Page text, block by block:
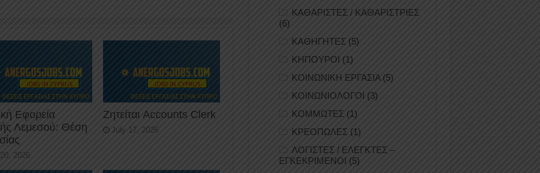
Εφορεία
Λεμεσού: Θέση
2026
Ζητείται Accounts Clerk
July 17, 2026
ΚΑΘΑΡΙΣΤΕΣ / ΚΑΘΑΡΙΣΤΡΙΕΣ
(6)
ΚΑΘΗΓΗΤΕΣ (5)
ΚΗΠΟΥΡΟΙ (1)
ΚΟΙΝΩΝΙΚΗ ΕΡΓΑΣΙΑ(5)
ΚΟΙΝΩΝΙΟΛΟΓΟΙ (3)
ΚΟΜΜΩΤΕΣ (1)
ΚΡΕΟΠΩΛΕΣ (1)
ΛΟΓΙΣΤΕΣ / ΕΛΕΓΚΤΕΣ –
ΕΓΚΕΚΡΙΜΕΝΟΙ (5)